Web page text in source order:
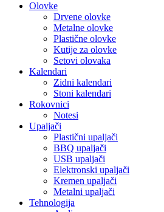
Olovke
Drvene olovke
Metalne olovke
Plastične olovke
Kutije za olovke
Setovi olovaka
Kalendari
Zidni kalendari
Stoni kalendari
Rokovnici
Notesi
Upaljači
Plastični upaljači
BBQ upaljači
USB upaljači
Elektronski upaljači
Kremen upaljači
Metalni upaljači
Tehnologija